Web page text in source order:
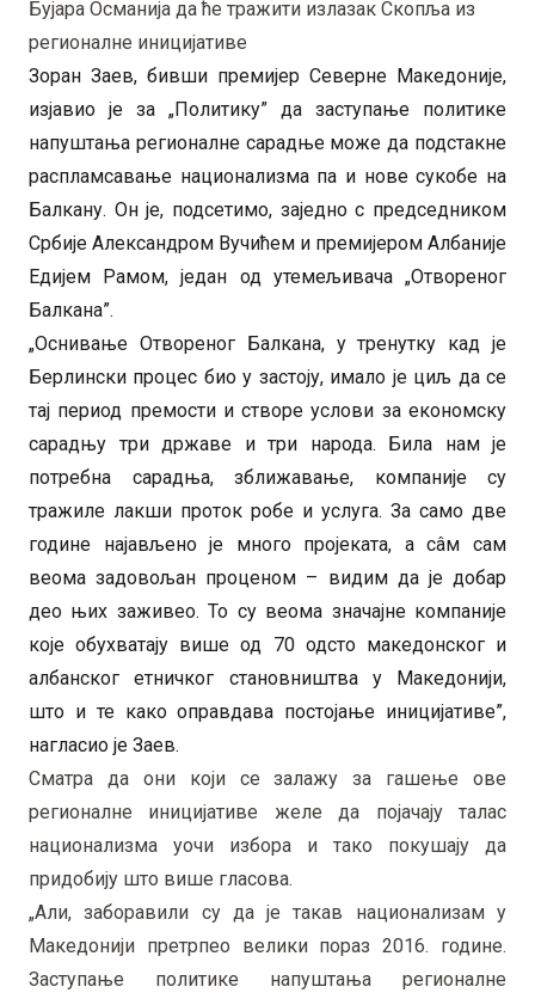
Бујара Османија да ће тражити излазак Скопља из
регионалне иницијативе
Зоран Заев, бивши премијер Северне Македоније,
изјавио је за „Политику” да заступање политике
напуштања регионалне сарадње може да подстакне
распламсавање национализма па и нове сукобе на
Балкану. Он је, подсетимо, заједно с председником
Србије Александром Вучићем и премијером Албаније
Едијем Рамом, један од утемељивача „Отвореног
Балкана”.
„Оснивање Отвореног Балкана, у тренутку кад је
Берлински процес био у застоју, имало је циљ да се
тај период премости и створе услови за економску
сарадњу три државе и три народа. Била нам је
потребна сарадња, зближавање, компаније су
тражиле лакши проток робе и услуга. За само две
године најављено је много пројеката, а сâм сам
веома задовољан проценом – видим да је добар
део њих заживео. То су веома значајне компаније
које обухватају више од 70 одсто македонског и
албанског етничког становништва у Македонији,
што и те како оправдава постојање иницијативе”,
нагласио је Заев.
Сматра да они који се залажу за гашење ове
регионалне иницијативе желе да појачају талас
национализма уочи избора и тако покушају да
придобију што више гласова.
„Али, заборавили су да је такав национализам у
Македонији претрпео велики пораз 2016. године.
Заступање политике напуштања регионалне